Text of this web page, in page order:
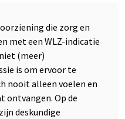
die zorg en
met een WLZ-indicatie
(meer)
is om ervoor te
nooit alleen voelen en
ontvangen. Op de
deskundige